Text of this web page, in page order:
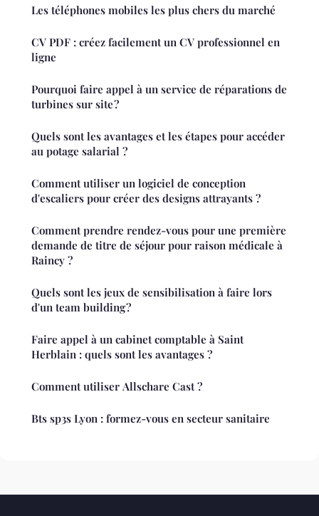
Les téléphones mobiles les plus chers du marché
CV PDF : créez facilement un CV professionnel en
ligne
Pourquoi faire appel à un service de réparations de
turbines sur site ?
Quels sont les avantages et les étapes pour accéder
au potage salarial ?
Comment utiliser un logiciel de conception
d'escaliers pour créer des designs attrayants ?
Comment prendre rendez-vous pour une première
demande de titre de séjour pour raison médicale à
Raincy ?
Quels sont les jeux de sensibilisation à faire lors
d'un team building ?
Faire appel à un cabinet comptable à Saint
Herblain : quels sont les avantages ?
Comment utiliser Allschare Cast ?
Bts sp3s Lyon : formez-vous en secteur sanitaire